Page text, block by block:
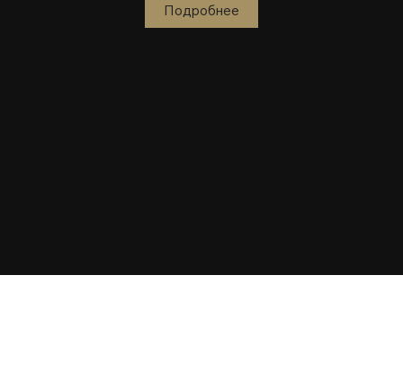
Подробнее